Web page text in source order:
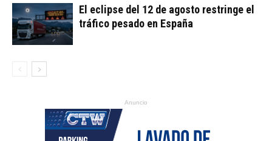
El eclipse del 12 de agosto restringe el
tráfico pesado en España
Anuncio